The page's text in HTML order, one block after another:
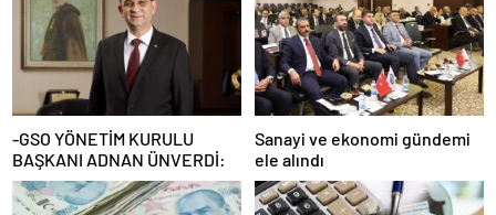
-GSO YÖNETİM KURULU
BAŞKANI ADNAN ÜNVERDİ:
Sanayi ve ekonomi gündemi
ele alındı